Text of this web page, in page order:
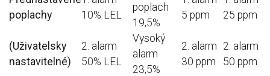
poplachy
10% LEL
poplach
19,5%
5 ppm
25 ppm
(Uživatelsky
nastavitelné)
2. alarm
50% LEL
Vysoký
alarm
23,5%
2. alarm
30 ppm
2. alarm
50 ppm